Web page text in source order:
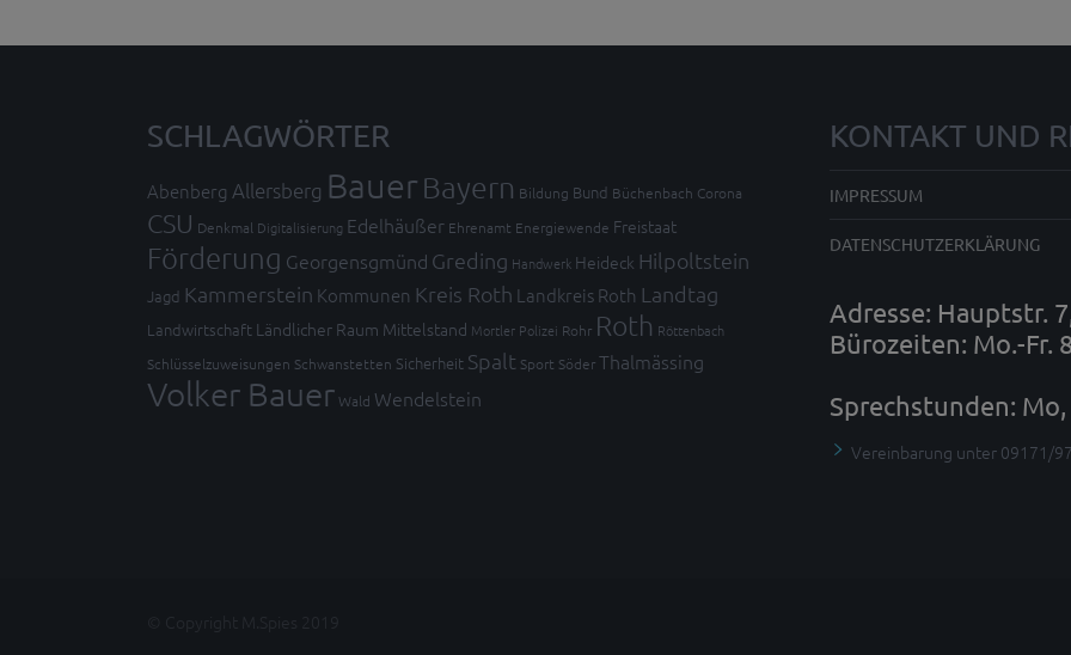
SCHLAGWÖRTER
Abenberg Allersberg Bauer Bayern Bildung Bund Büchenbach Corona
CSU Denkmal Digitalisierung Edelhäußer Ehrenamt Energiewende Freistaat
Förderung Georgensgmünd Greding Handwerk Heideck Hilpoltstein
Jagd Kammerstein Kommunen Kreis Roth Landkreis Roth Landtag
Landwirtschaft Ländlicher Raum Mittelstand Mortler Polizei Rohr Roth Röttenbach
Schlüsselzuweisungen Schwanstetten Sicherheit Spalt Sport SöderThalmässing
Volker BauerWald Wendelstein
KONTAKT UND
IMPRESSUM
DATENSCHUTZERKLÄRUNG
Adresse: Hauptstr.
Bürozeiten: Mo.-Fr.
Sprechstunden: Mo,
Vereinbarung unter 09171/